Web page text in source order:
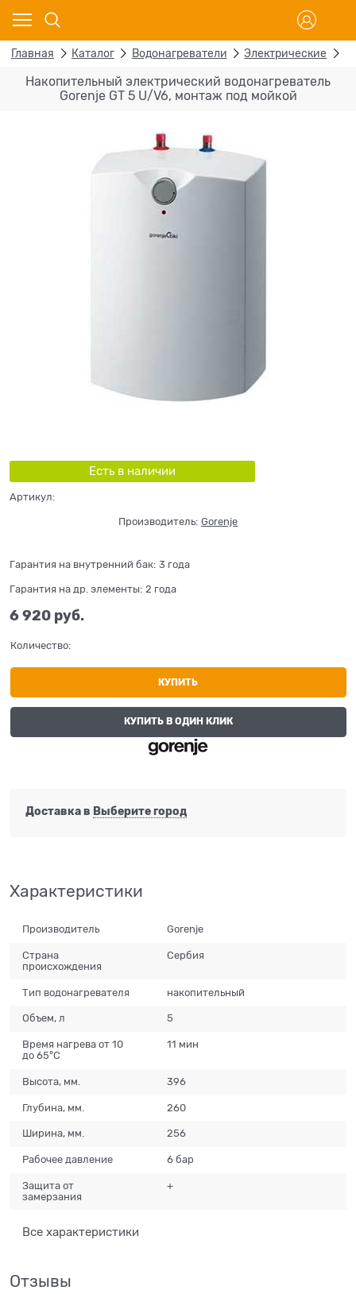
Главная Каталог Водонагреватели Электрические
Накопительный электрический водонагреватель
Gorenje GT 5 U/V6, монтаж под мойкой
Есть в наличии
Артикул:
Производитель: Gorenje
Гарантия на внутренний бак: 3 года
Гарантия на др. элементы: 2 года
6 920 руб.
Количество:
КУПИТЬ
КУПИТЬ В ОДИН КЛИК
Доставка в Выберите город
Характеристики
Производитель Gorenje
Страна
происхождения
Сербия
Тип водонагревателя накопительный
Объем, л 5
Время нагрева от 10
до 65°C
11 мин
Высота, мм. 396
Глубина, мм. 260
Ширина, мм. 256
Рабочее давление 6 бар
Защита от
замерзания
+
Все характеристики
Отзывы